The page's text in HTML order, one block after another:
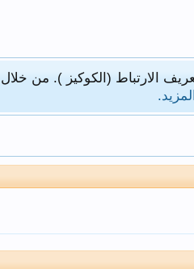
الارتباط (الكوكيز ). من